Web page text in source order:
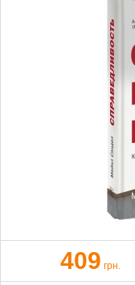
409 грн.